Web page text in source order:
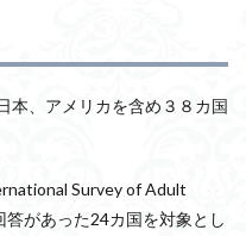
本、アメリカを含め３８カ国
Survey of Adult
があった24カ国を対象とし